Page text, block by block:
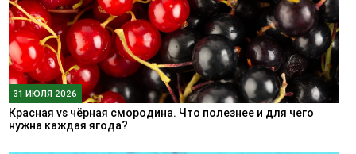
31 ИЮЛЯ 2026
Красная vs чёрная смородина. Что полезнее и для чего
нужна каждая ягода?